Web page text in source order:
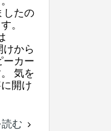
したの
。
から
ーカー
気を
開け
む